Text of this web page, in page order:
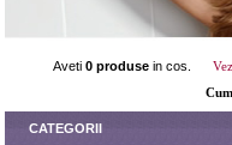
Aveti 0 produsein cos.
CATEGORII